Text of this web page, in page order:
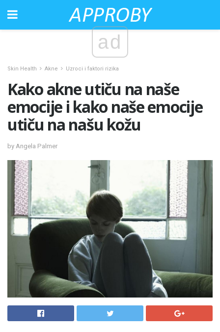
ad
Skin Health Akne Uzroci i faktori rizika
Kako akne utiču na naše
emocije i kako naše emocije
utiču na našu kožu
by Angela Palmer